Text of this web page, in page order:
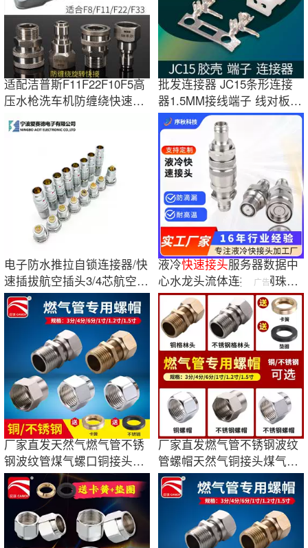
适配洁普斯F11F22F10F5高
压水枪洗车机防缠绕快速插
接头快插母头
批发连接器 JC15条形连接
器1.5MM接线端子 线对板连
接器 接线胶壳
电子防水推拉自锁连接器/快
速插拔航空插头3/4芯航空接
头pol-sun
液冷快速接头服务器数据中
心水龙头流体连接器钢珠自
锁式不锈钢
广告
厂家直发天然气燃气管不锈
钢波纹管煤气螺口铜接头螺
母4分6分一寸
厂家直发燃气管不锈钢波纹
管螺帽天然气铜接头煤气螺
口4分6分3分